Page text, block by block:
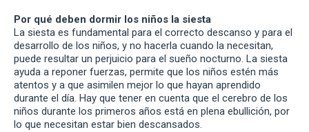
Por qué deben dormir los niños la siesta
La siesta es fundamental para el correcto descanso y para el
desarrollo de los niños, y no hacerla cuando la necesitan,
puede resultar un perjuicio para el sueño nocturno. La siesta
ayuda a reponer fuerzas, permite que los niños estén más
atentos y a que asimilen mejor lo que hayan aprendido
durante el día. Hay que tener en cuenta que el cerebro de los
niños durante los primeros años está en plena ebullición, por
lo que necesitan estar bien descansados.